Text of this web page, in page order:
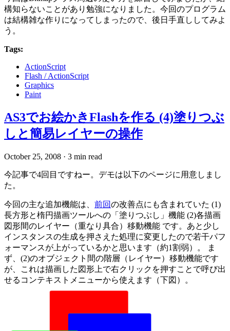
構知らないことがあり勉強になりました。今回のプログラム
は結構雑な作りになってしまったので、後日手直ししてみよ
う。
Tags:
ActionScript
Flash / ActionScript
Graphics
Paint
AS3でお絵かきFlashを作る (4)塗りつぶ
しと簡易レイヤーの操作
October 25, 2008 · 3 min read
今記事で4回目ですねー。デモは以下のページに用意しまし
た。
今回の主な追加機能は、 前回の改善点にも含まれていた (1)
長方形と楕円描画ツールへの「塗りつぶし」機能 (2)各描画
図形間のレイヤー（重なり具合）移動機能 です。あと少し
インスタンスの生成を押さえた処理に変更したので若干パフ
ォーマンスが上がっているかと思います（約1割弱）。 ま
ず、(2)のオブジェクト間の階層（レイヤー）移動機能です
が、これは描画した図形上で右クリックを押すことで呼び出
せるコンテキストメニューから使えます（下図）。